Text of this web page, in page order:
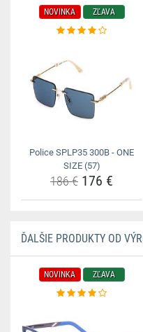
NOVINKA ZĽAVA
Police SPLP35 300B - ONE
SIZE (57)
186 € 176 €
ĎALŠIE PRODUKTY OD
NOVINKA ZĽAVA